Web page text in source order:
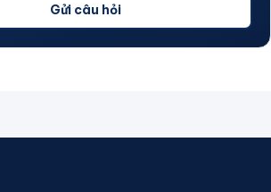
Gửi câu hỏi